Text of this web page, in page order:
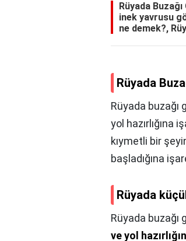
Rüyada
inek yavrusu
ne demek?,
Rüyada
Rüyada buzağı
yol hazırlığına
kıymetli bir
başladığına
Rüyada
Rüyada buzağı
ve yol